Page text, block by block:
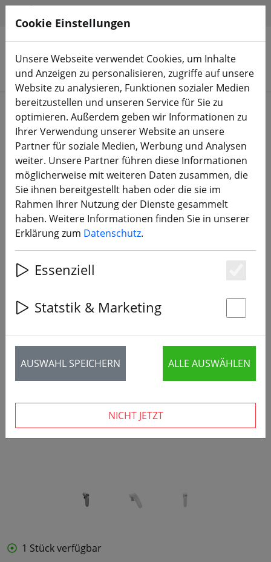
Produkte suchen
Start DJI Shop DJI Ersatzteile & Zubehör
DJI FPV Motion Controller
1 Stück verfügbar
Cookie Einstellungen
Unsere Webseite verwendet Cookies, um Inhalte
und Anzeigen zu personalisieren, zugriffe auf unsere
Website zu analysieren, Funktionen sozialer Medien
bereitzustellen und unseren Service für Sie zu
optimieren. Außerdem geben wir Informationen zu
Ihrer Verwendung unserer Website an unsere
Partner für soziale Medien, Werbung und Analysen
weiter. Unsere Partner führen diese Informationen
möglicherweise mit weiteren Daten zusammen, die
Sie ihnen bereitgestellt haben oder die sie im
Rahmen Ihrer Nutzung der Dienste gesammelt
haben. Weitere Informationen finden Sie in unserer
Erklärung zum Datenschutz.
Essenziell
Statstik & Marketing
AUSWAHL SPEICHERN ALLE AUSWÄHLEN
NICHT JETZT